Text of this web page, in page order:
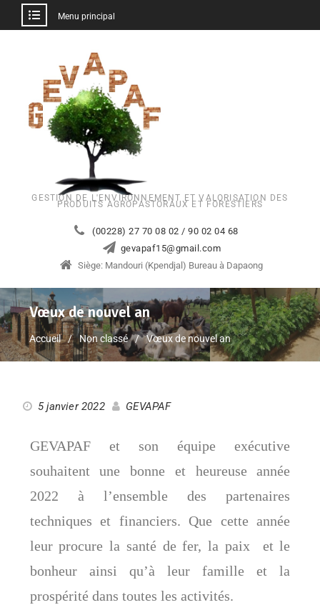
Menu principal
GESTION DE L'ENVIRONNEMENT ET VALORISATION DES
PRODUITS AGROPASTORAUX ET FORESTIERS
(00228) 27 70 08 02 / 90 02 04 68
gevapaf15@gmail.com
Siège: Mandouri (Kpendjal) Bureau à Dapaong
Vœux de nouvel an
Accueil Non classé Vœux de nouvel an
5 janvier 2022 GEVAPAF
GEVAPAF et son équipe exécutive
souhaitent une bonne et heureuse année
2022 à l’ensemble des partenaires
techniques et financiers. Que cette année
leur procure la santé de fer, la paix et le
bonheur ainsi qu’à leur famille et la
prospérité dans toutes les activités.